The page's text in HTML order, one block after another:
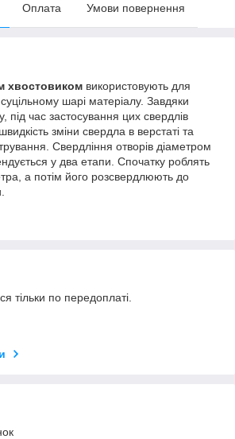
Оплата Умови повернення
хвостовиком використовують для
шарі матеріалу. Завдяки
під час застосування цих свердлів
зміни свердла в верстаті та
Свердління отворів діаметром
у два етапи. Спочатку роблять
а потім його розсвердлюють до
тільки по передоплаті.